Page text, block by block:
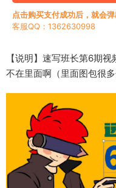
点击购买支付成功后，就会
客服QQ：1362630998
【说明】速写班长第6期
不在里面啊（里面图包很多